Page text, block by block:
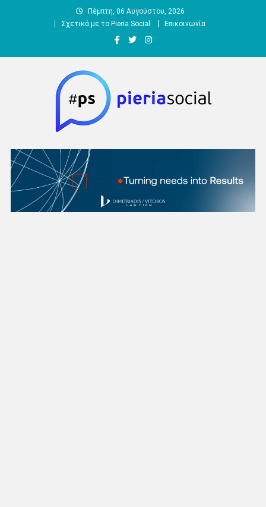
Πέμπτη, 06 Αυγούστου, 2026
Σχετικά με το Pieria Social
Επικοινωνία
Pieria Social